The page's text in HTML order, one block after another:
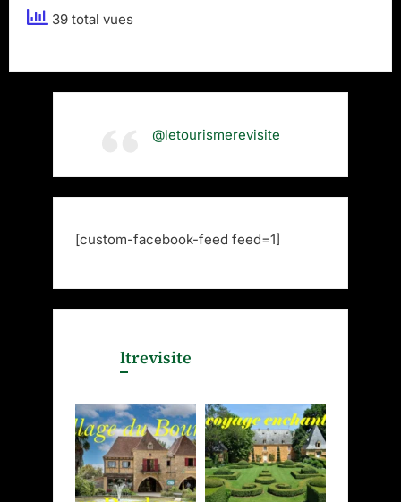
39 total vues
@letourismerevisite
[custom-facebook-feed feed=1]
ltrevisite